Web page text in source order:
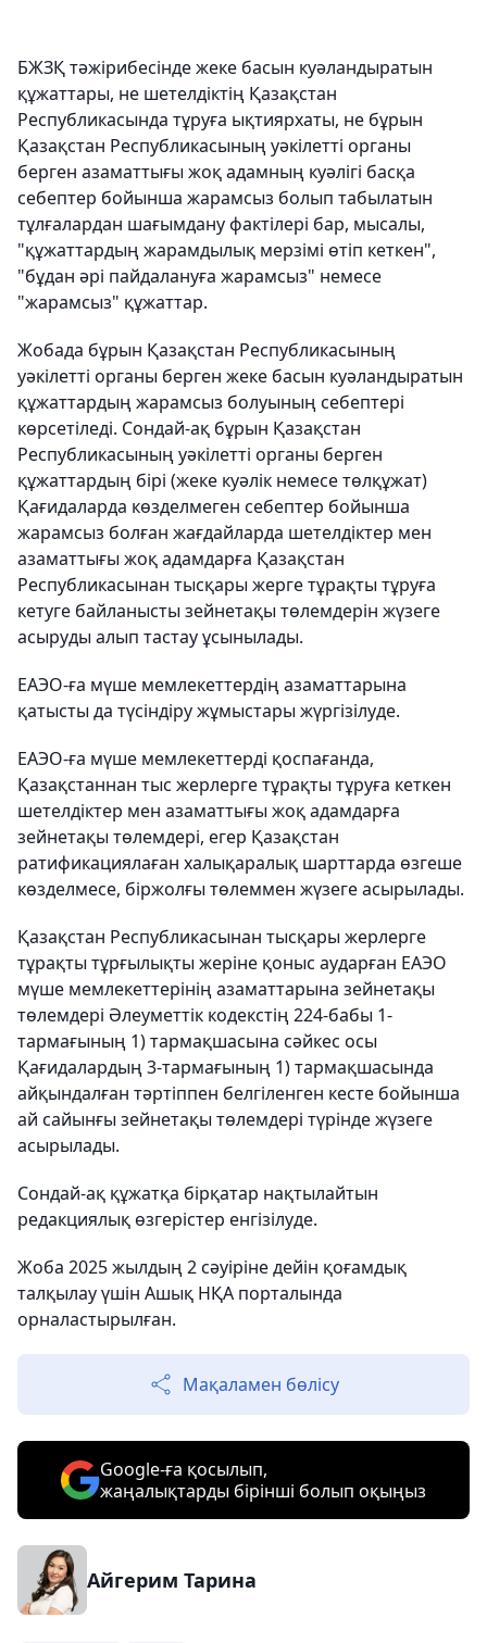
БЖЗҚ тәжірибесінде жеке басын куәландыратын
құжаттары, не шетелдіктің Қазақстан
Республикасында тұруға ықтиярхаты, не бұрын
Қазақстан Республикасының уәкілетті органы
берген азаматтығы жоқ адамның куәлігі басқа
себептер бойынша жарамсыз болып табылатын
тұлғалардан шағымдану фактілері бар, мысалы,
"құжаттардың жарамдылық мерзімі өтіп кеткен",
"бұдан әрі пайдалануға жарамсыз" немесе
"жарамсыз" құжаттар.
Жобада бұрын Қазақстан Республикасының
уәкілетті органы берген жеке басын куәландыратын
құжаттардың жарамсыз болуының себептері
көрсетіледі. Сондай-ақ бұрын Қазақстан
Республикасының уәкілетті органы берген
құжаттардың бірі (жеке куәлік немесе төлқұжат)
Қағидаларда көзделмеген себептер бойынша
жарамсыз болған жағдайларда шетелдіктер мен
азаматтығы жоқ адамдарға Қазақстан
Республикасынан тысқары жерге тұрақты тұруға
кетуге байланысты зейнетақы төлемдерін жүзеге
асыруды алып тастау ұсынылады.
ЕАЭО-ға мүше мемлекеттердің азаматтарына
қатысты да түсіндіру жұмыстары жүргізілуде.
ЕАЭО-ға мүше мемлекеттерді қоспағанда,
Қазақстаннан тыс жерлерге тұрақты тұруға кеткен
шетелдіктер мен азаматтығы жоқ адамдарға
зейнетақы төлемдері, егер Қазақстан
ратификациялаған халықаралық шарттарда өзгеше
көзделмесе, біржолғы төлеммен жүзеге асырылады.
Қазақстан Республикасынан тысқары жерлерге
тұрақты тұрғылықты жеріне қоныс аударған ЕАЭО
мүше мемлекеттерінің азаматтарына зейнетақы
төлемдері Әлеуметтік кодекстің 224-бабы 1-
тармағының 1) тармақшасына сәйкес осы
Қағидалардың 3-тармағының 1) тармақшасында
айқындалған тәртіппен белгіленген кесте бойынша
ай сайынғы зейнетақы төлемдері түрінде жүзеге
асырылады.
Сондай-ақ құжатқа бірқатар нақтылайтын
редакциялық өзгерістер енгізілуде.
Жоба 2025 жылдың 2 сәуіріне дейін қоғамдық
талқылау үшін Ашық НҚА порталында
орналастырылған.
Мақаламен бөлісу
Google-ға қосылып,
жаңалықтарды бірінші болып оқыңыз
Айгерим Тарина